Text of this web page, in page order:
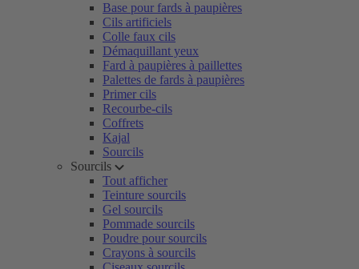
Base pour fards à paupières
Cils artificiels
Colle faux cils
Démaquillant yeux
Fard à paupières à paillettes
Palettes de fards à paupières
Primer cils
Recourbe-cils
Coffrets
Kajal
Sourcils
Sourcils
Tout afficher
Teinture sourcils
Gel sourcils
Pommade sourcils
Poudre pour sourcils
Crayons à sourcils